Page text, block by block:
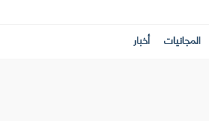
المجانيات أخبار